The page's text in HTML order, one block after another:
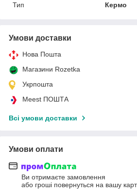
Тип
Кермо
Умови доставки
Нова Пошта
Магазини Rozetka
Укрпошта
Meest ПОШТА
Всі умови доставки
Умови оплати
Ви отримаєте замовлення
або гроші повернуться на вашу